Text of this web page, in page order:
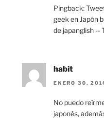
Pingback:
geek en Japón
de japanglish --
habit
ENERO 30,
No puedo
japonés,